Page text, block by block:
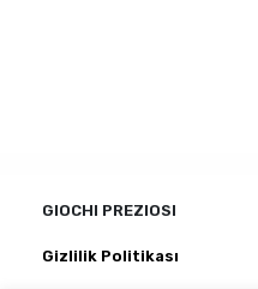
GIOCHI PREZIOSI
Gizlilik Politikası